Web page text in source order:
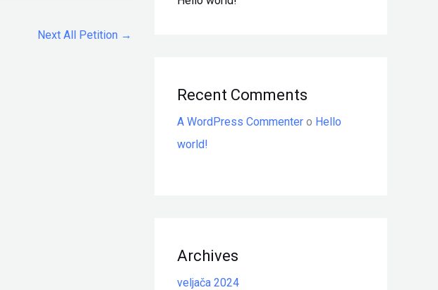
Next All Petition →
Recent Comments
A WordPress Commenter o Hello
world!
Archives
veljača 2024